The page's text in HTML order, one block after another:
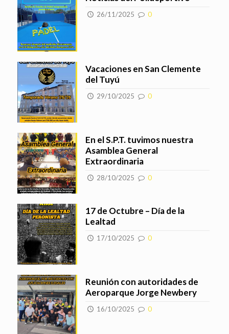
26/11/2025 0
Vacaciones en San Clemente
del Tuyú
29/10/2025 0
En el S.P.T. tuvimos nuestra
Asamblea General
Extraordinaria
28/10/2025 0
17 de Octubre – Día de la
Lealtad
17/10/2025 0
Reunión con autoridades de
Aeroparque Jorge Newbery
16/10/2025 0